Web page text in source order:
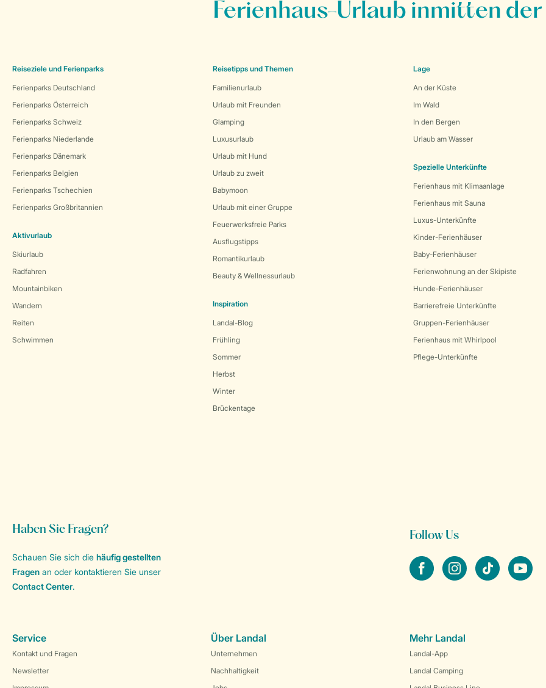
Ferienhaus-Urlaub inmitten
Reiseziele und Ferienparks
Ferienparks Deutschland
Ferienparks Österreich
Ferienparks Schweiz
Ferienparks Niederlande
Ferienparks Dänemark
Ferienparks Belgien
Ferienparks Tschechien
Ferienparks Großbritannien
Aktivurlaub
Skiurlaub
Radfahren
Mountainbiken
Wandern
Reiten
Schwimmen
Reisetipps und Themen
Familienurlaub
Urlaub mit Freunden
Glamping
Luxusurlaub
Urlaub mit Hund
Urlaub zu zweit
Babymoon
Urlaub mit einer Gruppe
Feuerwerksfreie Parks
Ausflugstipps
Romantikurlaub
Beauty & Wellnessurlaub
Inspiration
Landal-Blog
Frühling
Sommer
Herbst
Winter
Brückentage
Lage
An der Küste
Im Wald
In den Bergen
Urlaub am Wasser
Spezielle Unterkünfte
Ferienhaus mit Klimaanlage
Ferienhaus mit Sauna
Luxus-Unterkünfte
Kinder-Ferienhäuser
Baby-Ferienhäuser
Ferienwohnung an der Skipiste
Hunde-Ferienhäuser
Barrierefreie Unterkünfte
Gruppen-Ferienhäuser
Ferienhaus mit Whirlpool
Pflege-Unterkünfte
Haben Sie Fragen?
Schauen Sie sich die häufig gestellten
Fragen an oder kontaktieren Sie unser
Contact Center.
Follow Us
facebookinstagramtiktok youtube
Service
Kontakt und Fragen
Newsletter
Über Landal
Unternehmen
Nachhaltigkeit
Mehr Landal
Landal-App
Landal Camping